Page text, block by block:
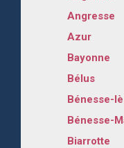
Angresse
Azur
Bayonne
Bélus
Bénesse-
Bénesse-
Biarrotte